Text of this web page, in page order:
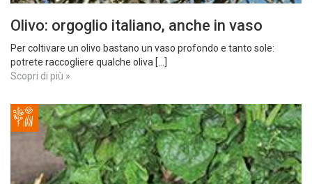
Olivo: orgoglio italiano, anche in vaso
Per coltivare un olivo bastano un vaso profondo e tanto sole:
potrete raccogliere qualche oliva [...]
Scopri di più »